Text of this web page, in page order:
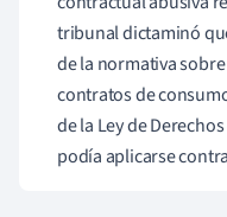
tribunal dictaminó
de la normativa
contratos de
de la Ley de
podía aplicarse